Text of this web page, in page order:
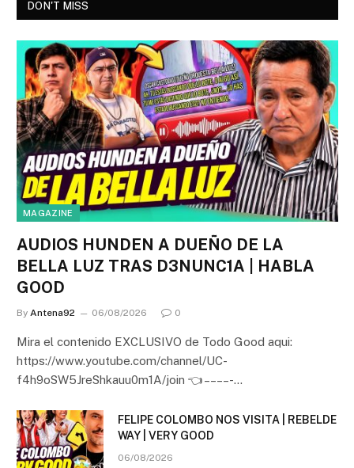
DON'T MISS
MAGAZINE
AUDIOS HUNDEN A DUEÑO DE LA
BELLA LUZ TRAS D3NUNC1A | HABLA
GOOD
By Antena92 06/08/2026 0
Mira el contenido EXCLUSIVO de Todo Good aqui:
https://www.youtube.com/channel/UC-
f4h9oSW5JreShkauu0m1A/join 👈 – – – – -…
FELIPE COLOMBO NOS VISITA | REBELDE
WAY | VERY GOOD
06/08/2026